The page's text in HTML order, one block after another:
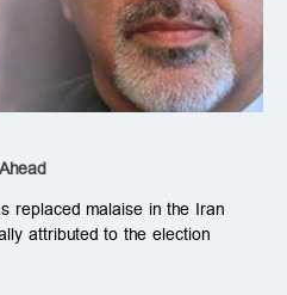
replaced malaise in the Iran
attributed to the election